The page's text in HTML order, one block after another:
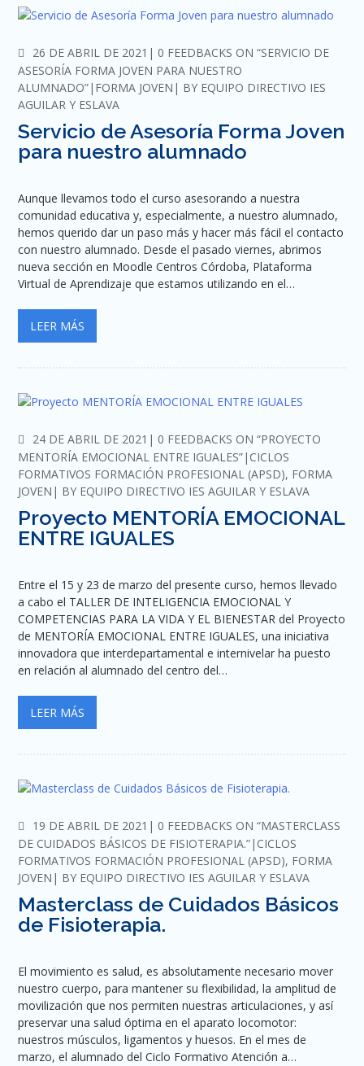
26 DE ABRIL DE 2021 COMMENTS
0 FEEDBACKS ON “SERVICIO DE
ASESORÍA FORMA JOVEN PARA NUESTRO
ALUMNADO” FORMA JOVEN BY EQUIPO DIRECTIVO IES
AGUILAR Y ESLAVA
Servicio de Asesoría Forma Joven
para nuestro alumnado
Aunque llevamos todo el curso asesorando a nuestra
comunidad educativa y, especialmente, a nuestro alumnado,
hemos querido dar un paso más y hacer más fácil el contacto
con nuestro alumnado. Desde el pasado viernes, abrimos
nueva sección en Moodle Centros Córdoba, Plataforma
Virtual de Aprendizaje que estamos utilizando en el…
LEER MÁS
24 DE ABRIL DE 2021 COMMENTS
0 FEEDBACKS ON “PROYECTO
MENTORÍA EMOCIONAL ENTRE IGUALES” CICLOS
FORMATIVOS FORMACIÓN PROFESIONAL (APSD), FORMA
JOVEN
BY EQUIPO DIRECTIVO IES AGUILAR Y ESLAVA
Proyecto MENTORÍA EMOCIONAL
ENTRE IGUALES
Entre el 15 y 23 de marzo del presente curso, hemos llevado
a cabo el TALLER DE INTELIGENCIA EMOCIONAL Y
COMPETENCIAS PARA LA VIDA Y EL BIENESTAR del Proyecto
de MENTORÍA EMOCIONAL ENTRE IGUALES, una iniciativa
innovadora que interdepartamental e internivelar ha puesto
en relación al alumnado del centro del…
LEER MÁS
19 DE ABRIL DE 2021 COMMENTS
0 FEEDBACKS ON “MASTERCLASS
DE CUIDADOS BÁSICOS DE FISIOTERAPIA.” CICLOS
FORMATIVOS FORMACIÓN PROFESIONAL (APSD), FORMA
JOVEN
BY EQUIPO DIRECTIVO IES AGUILAR Y ESLAVA
Masterclass de Cuidados Básicos
de Fisioterapia.
El movimiento es salud, es absolutamente necesario mover
nuestro cuerpo, para mantener su flexibilidad, la amplitud de
movilización que nos permiten nuestras articulaciones, y así
preservar una salud óptima en el aparato locomotor:
nuestros músculos, ligamentos y huesos. En el mes de
marzo, el alumnado del Ciclo Formativo Atención a…